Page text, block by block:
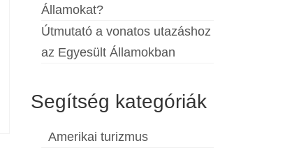
Államokat?
Útmutató a vonatos utazáshoz
az Egyesült Államokban
Segítség kategóriák
Amerikai turizmus